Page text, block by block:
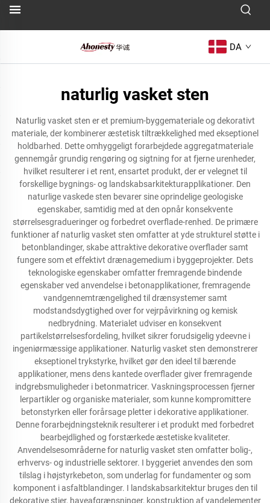
DA
naturlig vasket sten
Naturlig vasket sten er et premium-byggemateriale og dekorativt
materiale, der kombinerer æstetisk tiltrækkelighed med ekseptionel
holdbarhed. Dette omhyggeligt forarbejdede aggregatmateriale
gennemgår grundig rengøring og sigtning for at fjerne urenheder,
hvilket resulterer i et rent, ensartet produkt, der er velegnet til
forskellige bygnings- og landskabsarkitekturapplikationer. Den
naturlige vaskede sten bevarer sine oprindelige geologiske
egenskaber, samtidig med at den opnår konsekvente
størrelsesgradueringer og forbedret overflade-renhed. De primære
funktioner af naturlig vasket sten omfatter at yde strukturel støtte i
betonblandinger, skabe attraktive dekorative overflader samt
fungere som et effektivt drænagemedium i byggeprojekter. Dets
teknologiske egenskaber omfatter fremragende bindende
egenskaber ved anvendelse i betonapplikationer, fremragende
vandgennemtrængelighed til drænsystemer samt
modstandsdygtighed over for vejrpåvirkning og kemisk
nedbrydning. Materialet udviser en konsekvent
partikelstørrelsesfordeling, hvilket sikrer forudsigelig ydeevne i
ingeniørmæssige applikationer. Naturlig vasket sten demonstrerer
ekseptionel trykstyrke, hvilket gør den ideel til bærende
applikationer, mens dens kantede overflader giver fremragende
indgrebsmuligheder i betonmatricer. Vaskningsprocessen fjerner
lerpartikler og organiske materialer, som kunne kompromittere
betonstyrken eller forårsage pletter i dekorative applikationer.
Denne forarbejdningsteknik resulterer i et produkt med forbedret
bearbejdlighed og forstærkede æstetiske kvaliteter.
Anvendelsesområderne for naturlig vasket sten omfatter bolig-,
erhvervs- og industrielle sektorer. I byggeriet anvendes den som
tilslag i højstyrkebeton, som underlag for fundamenter og som
komponent i asfaltblandinger. I landskabsarkitektur bruges den til
dekorative stier, haveafgrænsninger, konstruktion af vandelementer